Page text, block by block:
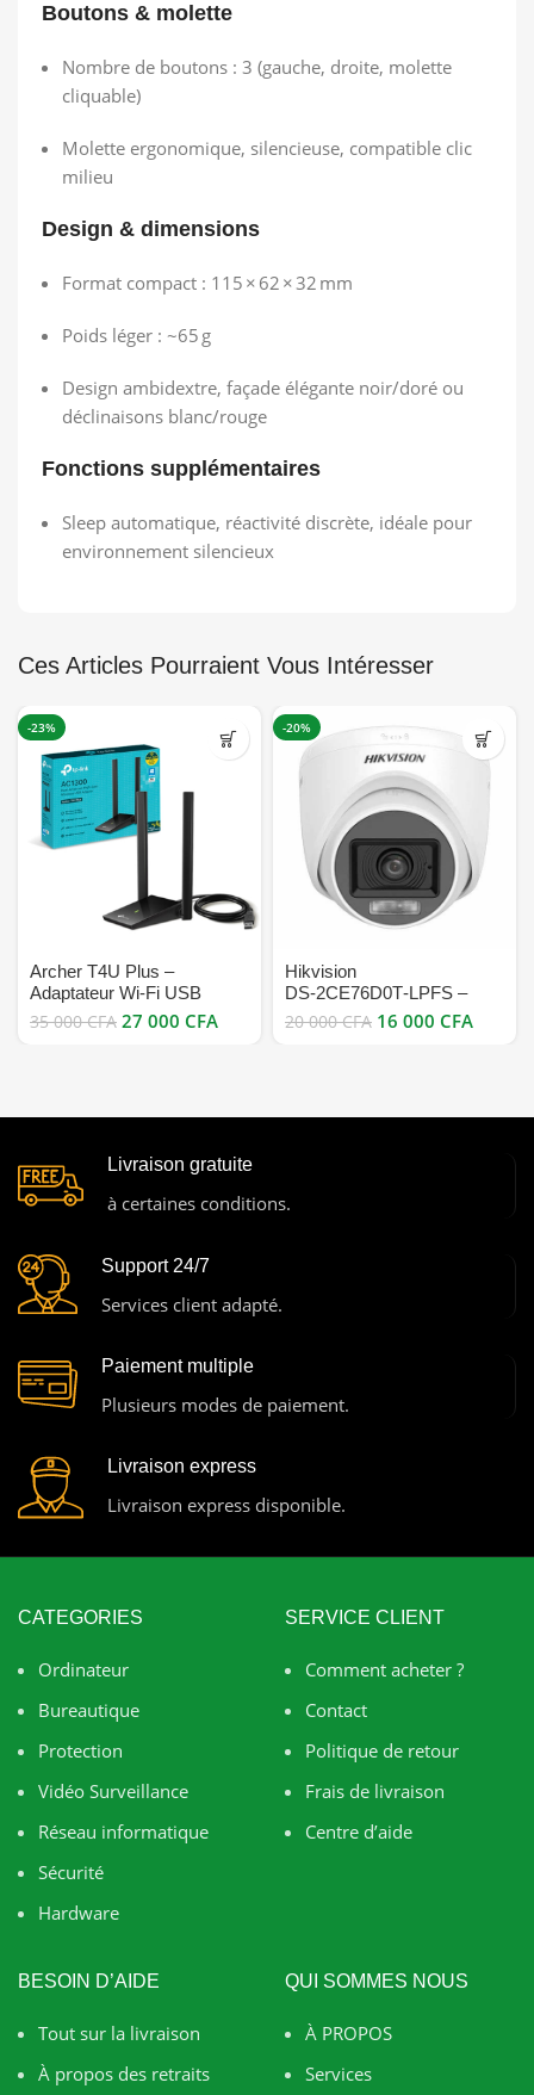
Boutons & molette
Nombre de boutons : 3 (gauche, droite, molette
cliquable)
Molette ergonomique, silencieuse, compatible clic
milieu
Design & dimensions
Format compact : 115 × 62 × 32 mm
Poids léger : ~65 g
Design ambidextre, façade élégante noir/doré ou
déclinaisons blanc/rouge
Fonctions supplémentaires
Sleep automatique, réactivité discrète, idéale pour
environnement silencieux
Ces Articles Pourraient Vous Intéresser
-23%
Archer T4U Plus –
Adaptateur Wi-Fi USB
AC1300 à double antenne
35 000CFA 27 000 CFA
-20%
Hikvision
DS‑2CE76D0T‑LPFS –
Caméra dôme hybride 2 MP
20 000CFA 16 000 CFA
Livraison gratuite
à certaines conditions.
Support 24/7
Services client adapté.
Paiement multiple
Plusieurs modes de paiement.
Livraison express
Livraison express disponible.
CATEGORIES
Ordinateur
Bureautique
Protection
Vidéo Surveillance
Réseau informatique
Sécurité
Hardware
SERVICE CLIENT
Comment acheter ?
Contact
Politique de retour
Frais de livraison
Centre d’aide
BESOIN D’AIDE
Tout sur la livraison
À propos des retraits
QUI SOMMES NOUS
À PROPOS
Services